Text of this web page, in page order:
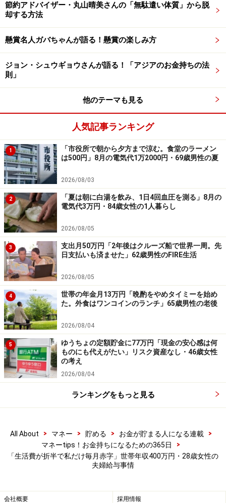
行ってください。
掲載情報の正確性・完全性については十分に配慮しております
が、その内容を保証するものではなく、これに基づく損失・損害
などについて当社は一切の責任を負いません。
最新の情報や詳細については、必ず各金融機関やサービス提供者
の公式情報をご確認ください。
【編集部からのお知らせ】
・「家計」について、アンケート（2026/8/31まで）を実施
節約アドバイザー・丸山晴美さんの「無駄遣い体質」から脱
却する方法
懸賞名人ガバちゃんが語る！懸賞の楽しみ方
ジョン・シュウギョウさんが語る！「アジアのお金持ちの法
則」
他のテーマも見る
人気記事ランキング
1
「市役所で朝から夕方まで涼む。食堂のラーメン
は500円」8月の電気代1万2000円・69歳男性の夏
2026/08/03
2
「夏は朝に白湯を飲み、1日4回血圧を測る」8月の
電気代3万円・84歳女性の1人暮らし
2026/08/05
3
支出月50万円「2年後はクルーズ船で世界一周。先
日支払いも済ませた」62歳男性のFIRE生活
2026/08/05
4
世帯の年金月13万円「晩酌をやめタイミーを始め
た。外食はワンコインのランチ」65歳男性の老後
2026/08/04
5
ゆうちょの定額貯金に77万円「現金の安心感は何
ものにも代えがたい」リスク資産なし・46歳女性
の考え
2026/08/04
ランキングをもっと見る
All About > マネー > 貯める > お金が貯まる人になる連載
>
マネーtips！お金持ちになるための365日
>
「生活費が折半で私だけ毎月赤字」世帯年収400万円・28歳女性の
夫婦給与事情
会社概要 採用情報